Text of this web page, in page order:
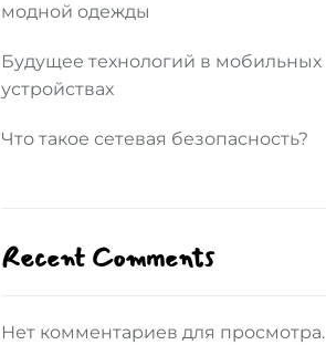
модной одежды
Будущее технологий в мобильных
устройствах
Что такое сетевая безопасность?
Recent Comments
Нет комментариев для просмотра.